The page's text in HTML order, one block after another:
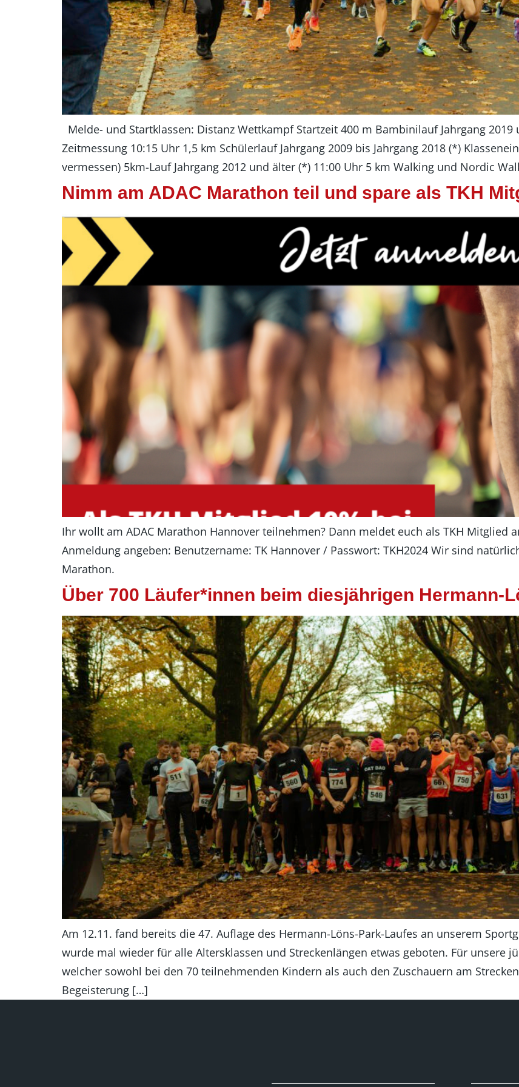
Melde- und Startklassen: Distanz Wettkampf Startzeit 400 m Bambinilauf Jahrgang
Zeitmessung 10:15 Uhr 1,5 km Schülerlauf Jahrgang 2009 bis Jahrgang 2018 (*)
vermessen) 5km-Lauf Jahrgang 2012 und älter (*) 11:00 Uhr 5 km Walking und Nordic
Nimm am ADAC Marathon teil und spare als TKH
Ihr wollt am ADAC Marathon Hannover teilnehmen? Dann meldet euch als TKH Mitglied
Anmeldung angeben: Benutzername: TK Hannover / Passwort: TKH2024 Wir sind
Marathon.
Über 700 Läufer*innen beim diesjährigen Hermann-
Am 12.11. fand bereits die 47. Auflage des Hermann-Löns-Park-Laufes an unserem
wurde mal wieder für alle Altersklassen und Streckenlängen etwas geboten. Für unsere
welcher sowohl bei den 70 teilnehmenden Kindern als auch den Zuschauern am
Begeisterung […]